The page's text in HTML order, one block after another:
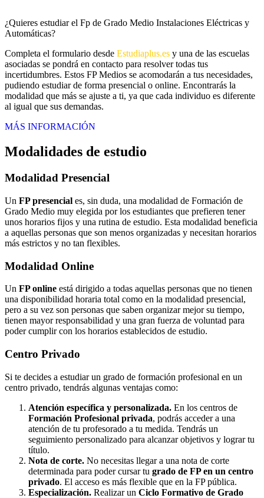
¿Quieres estudiar el Fp de Grado Medio Instalaciones Eléctricas y
Automáticas?
Completa el formulario desde Estudiaplus.es y una de las escuelas
asociadas se pondrá en contacto para resolver todas tus
incertidumbres. Estos FP Medios se acomodarán a tus necesidades,
pudiendo estudiar de forma presencial o online. Encontrarás la
modalidad que más se ajuste a ti, ya que cada individuo es diferente
al igual que sus demandas.
MÁS INFORMACIÓN
Modalidades de estudio
Modalidad Presencial
Un FP presencial es, sin duda, una modalidad de Formación de
Grado Medio muy elegida por los estudiantes que prefieren tener
unos horarios fijos y una rutina de estudio. Esta modalidad beneficia
a aquellas personas que son menos organizadas y necesitan horarios
más estrictos y no tan flexibles.
Modalidad Online
Un FP online está dirigido a todas aquellas personas que no tienen
una disponibilidad horaria total como en la modalidad presencial,
pero a su vez son personas que saben organizar mejor su tiempo,
tienen mayor responsabilidad y una gran fuerza de voluntad para
poder cumplir con los horarios establecidos de estudio.
Centro Privado
Si te decides a estudiar un grado de formación profesional en un
centro privado, tendrás algunas ventajas como:
Atención específica y personalizada. En los centros de
Formación Profesional privada, podrás acceder a una
atención de tu profesorado a tu medida. Tendrás un
seguimiento personalizado para alcanzar objetivos y lograr tu
título.
Nota de corte. No necesitas llegar a una nota de corte
determinada para poder cursar tu grado de FP en un centro
privado. El acceso es más flexible que en la FP pública.
Especialización. Realizar un Ciclo Formativo de Grado